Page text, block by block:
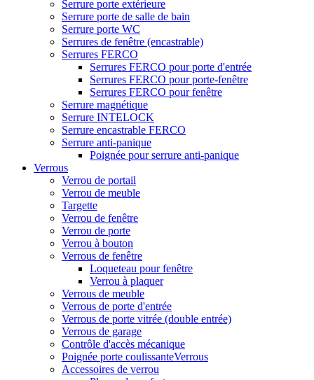
Serrure porte extérieure
Serrure porte de salle de bain
Serrure porte WC
Serrures de fenêtre (encastrable)
Serrures FERCO
Serrures FERCO pour porte d'entrée
Serrures FERCO pour porte-fenêtre
Serrures FERCO pour fenêtre
Serrure magnétique
Serrure INTELOCK
Serrure encastrable FERCO
Serrure anti-panique
Poignée pour serrure anti-panique
Verrous
Verrou de portail
Verrou de meuble
Targette
Verrou de fenêtre
Verrou de porte
Verrou à bouton
Verrous de fenêtre
Loqueteau pour fenêtre
Verrou à plaquer
Verrous de meuble
Verrous de porte d'entrée
Verrous de porte vitrée (double entrée)
Verrous de garage
Contrôle d'accès mécanique
Poignée porte coulissanteVerrous
Accessoires de verrou